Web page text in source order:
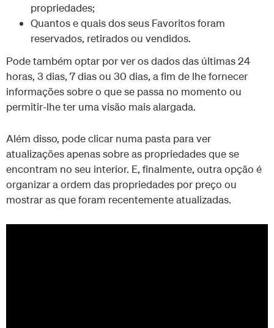
propriedades;
Quantos e quais dos seus Favoritos foram
reservados, retirados ou vendidos.
Pode também optar por ver os dados das últimas 24
horas, 3 dias, 7 dias ou 30 dias, a fim de lhe fornecer
informações sobre o que se passa no momento ou
permitir-lhe ter uma visão mais alargada.
Além disso, pode clicar numa pasta para ver
atualizações apenas sobre as propriedades que se
encontram no seu interior. E, finalmente, outra opção é
organizar a ordem das propriedades por preço ou
mostrar as que foram recentemente atualizadas.